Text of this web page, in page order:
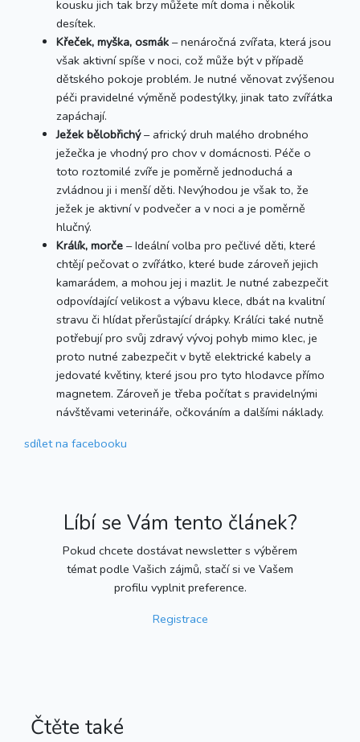
kousku jich tak brzy můžete mít doma i několik
desítek.
Křeček, myška, osmák – nenáročná zvířata, která jsou
však aktivní spíše v noci, což může být v případě
dětského pokoje problém. Je nutné věnovat zvýšenou
péči pravidelné výměně podestýlky, jinak tato zvířátka
zapáchají.
Ježek bělobřichý– africký druh malého drobného
ježečka je vhodný pro chov v domácnosti. Péče o
toto roztomilé zvíře je poměrně jednoduchá a
zvládnou ji i menší děti. Nevýhodou je však to, že
ježek je aktivní v podvečer a v noci a je poměrně
hlučný.
Králík, morče – Ideální volba pro pečlivé děti, které
chtějí pečovat o zvířátko, které bude zároveň jejich
kamarádem, a mohou jej i mazlit. Je nutné zabezpečit
odpovídající velikost a výbavu klece, dbát na kvalitní
stravu či hlídat přerůstající drápky. Králíci také nutně
potřebují pro svůj zdravý vývoj pohyb mimo klec, je
proto nutné zabezpečit v bytě elektrické kabely a
jedovaté květiny, které jsou pro tyto hlodavce přímo
magnetem. Zároveň je třeba počítat s pravidelnými
návštěvami veterináře, očkováním a dalšími náklady.
sdíletna facebooku
Líbí se Vám tento článek?
Pokud chcete dostávat newsletter s výběrem
témat podle Vašich zájmů, stačí si ve Vašem
profilu vyplnit preference.
Registrace
Čtěte také